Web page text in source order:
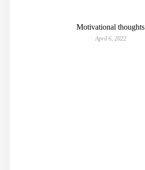
Motivational thoughts
April 6, 2022